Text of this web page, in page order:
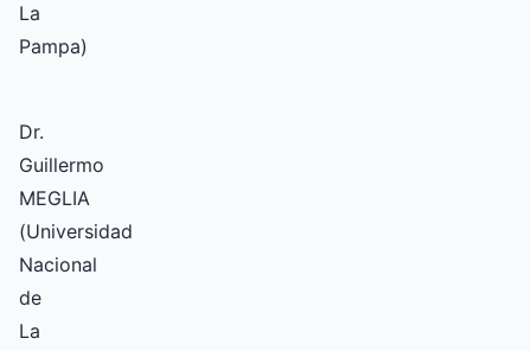
La
Pampa)
Dr.
Guillermo
MEGLIA
(Universidad
Nacional
de
La